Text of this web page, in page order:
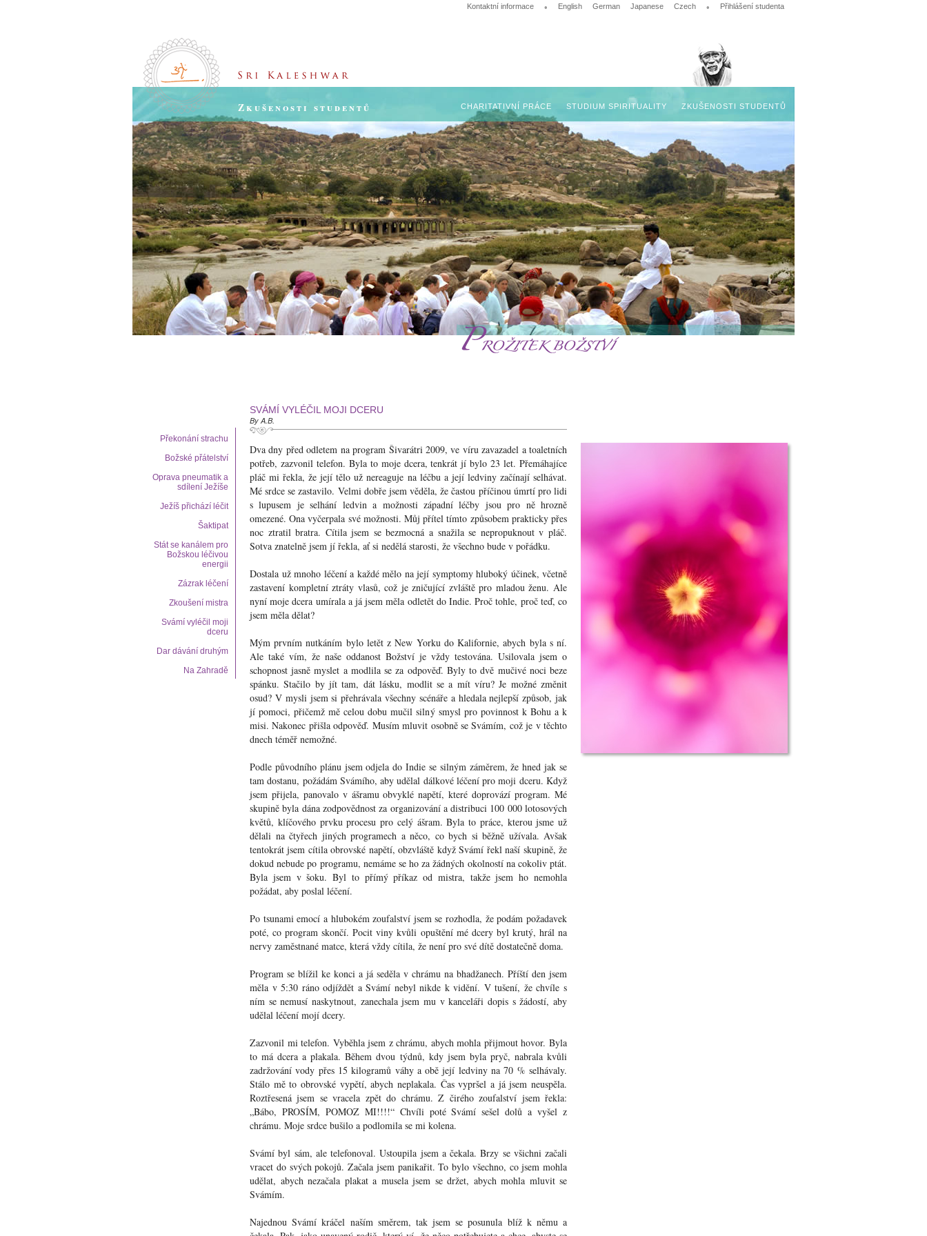
Kontaktní informace • English German Japanese Czech • Přihlášení studenta
Zkušenosti studentů ZKUŠENOSTI STUDENTŮ
STUDIUM SPIRITUALITY
CHARITATIVNÍ PRÁCE
SVÁMÍ VYLÉČIL MOJI DCERU
By A.B.
Dva dny před odletem na program Šivarátri 2009, ve víru zavazadel a toaletních
potřeb, zazvonil telefon. Byla to moje dcera, tenkrát jí bylo 23 let. Přemáhajíce
pláč mi řekla, že její tělo už nereaguje na léčbu a její ledviny začínají selhávat.
Mé srdce se zastavilo. Velmi dobře jsem věděla, že častou příčinou úmrtí pro lidi
s lupusem je selhání ledvin a možnosti západní léčby jsou pro ně hrozně
omezené. Ona vyčerpala své možnosti. Můj přítel tímto způsobem prakticky přes
noc ztratil bratra. Cítila jsem se bezmocná a snažila se nepropuknout v pláč.
Sotva znatelně jsem jí řekla, ať si nedělá starosti, že všechno bude v pořádku.
Dostala už mnoho léčení a každé mělo na její symptomy hluboký účinek, včetně
zastavení kompletní ztráty vlasů, což je zničující zvláště pro mladou ženu. Ale
nyní moje dcera umírala a já jsem měla odletět do Indie. Proč tohle, proč teď, co
jsem měla dělat?
Mým prvním nutkáním bylo letět z New Yorku do Kalifornie, abych byla s ní.
Ale také vím, že naše oddanost Božství je vždy testována. Usilovala jsem o
schopnost jasně myslet a modlila se za odpověď. Byly to dvě mučivé noci beze
spánku. Stačilo by jít tam, dát lásku, modlit se a mít víru? Je možné změnit
osud? V mysli jsem si přehrávala všechny scénáře a hledala nejlepší způsob, jak
jí pomoci, přičemž mě celou dobu mučil silný smysl pro povinnost k Bohu a k
misi. Nakonec přišla odpověď. Musím mluvit osobně se Svámím, což je v těchto
dnech téměř nemožné.
Podle původního plánu jsem odjela do Indie se silným záměrem, že hned jak se
tam dostanu, požádám Svámího, aby udělal dálkové léčení pro moji dceru. Když
jsem přijela, panovalo v ášramu obvyklé napětí, které doprovází program. Mé
skupině byla dána zodpovědnost za organizování a distribuci 100 000 lotosových
květů, klíčového prvku procesu pro celý ášram. Byla to práce, kterou jsme už
dělali na čtyřech jiných programech a něco, co bych si běžně užívala. Avšak
tentokrát jsem cítila obrovské napětí, obzvláště když Svámí řekl naší skupině, že
dokud nebude po programu, nemáme se ho za žádných okolností na cokoliv ptát.
Byla jsem v šoku. Byl to přímý příkaz od mistra, takže jsem ho nemohla
požádat, aby poslal léčení.
Po tsunami emocí a hlubokém zoufalství jsem se rozhodla, že podám požadavek
poté, co program skončí. Pocit viny kvůli opuštění mé dcery byl krutý, hrál na
nervy zaměstnané matce, která vždy cítila, že není pro své dítě dostatečně doma.
Program se blížil ke konci a já seděla v chrámu na bhadžanech. Příští den jsem
měla v 5:30 ráno odjíždět a Svámí nebyl nikde k vidění. V tušení, že chvíle s
ním se nemusí naskytnout, zanechala jsem mu v kanceláři dopis s žádostí, aby
udělal léčení mojí dcery.
Zazvonil mi telefon. Vyběhla jsem z chrámu, abych mohla přijmout hovor. Byla
to má dcera a plakala. Během dvou týdnů, kdy jsem byla pryč, nabrala kvůli
zadržování vody přes 15 kilogramů váhy a obě její ledviny na 70 % selhávaly.
Stálo mě to obrovské vypětí, abych neplakala. Čas vypršel a já jsem neuspěla.
Roztřesená jsem se vracela zpět do chrámu. Z čirého zoufalství jsem řekla:
„Bábo, PROSÍM, POMOZMI!!!!“ Chvíli poté Svámí sešel dolů a vyšel z
chrámu. Moje srdce bušilo a podlomila se mi kolena.
Svámí byl sám, ale telefonoval. Ustoupila jsem a čekala. Brzy se všichni začali
vracet do svých pokojů. Začala jsem panikařit. To bylo všechno, co jsem mohla
udělat, abych nezačala plakat a musela jsem se držet, abych mohla mluvit se
Svámím.
Najednou Svámí kráčel naším směrem, tak jsem se posunula blíž k němu a
Překonání strachu
Božské přátelství
Oprava pneumatik a
sdílení Ježíše
Ježíš přichází léčit
Šaktipat
Stát se kanálem pro
Božskou léčivou
energii
Zázrak léčení
Zkoušení mistra
Svámí vyléčil moji
dceru
Dar dávání druhým
Na Zahradě